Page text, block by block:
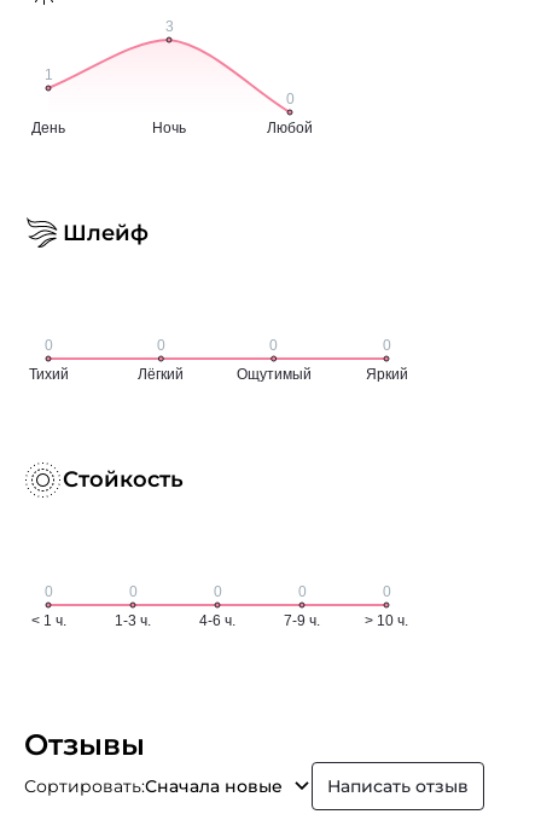
Шлейф
Стойкость
Отзывы
Сортировать:Сначала новые Написать отзыв